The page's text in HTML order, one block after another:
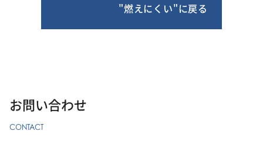
"燃えにくい"に戻る
お問い合わせ